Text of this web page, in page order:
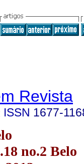
Revista
ISSN 1677-
no.2 Belo